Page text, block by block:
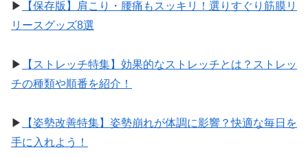
▶︎
【保存版】肩こり・腰痛もスッキリ！選りすぐり筋膜リ
リースグッズ8選
▶︎
【ストレッチ特集】効果的なストレッチとは？ストレッ
チの種類や順番を紹介！
▶︎
【姿勢改善特集】姿勢崩れが体調に影響？快適な毎日を
手に入れよう！